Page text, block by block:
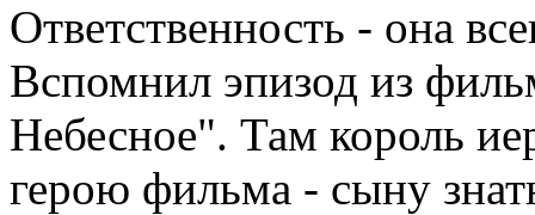
Ответственность - она
Вспомнил эпизод из
Небесное". Там король
герою фильма - сыну